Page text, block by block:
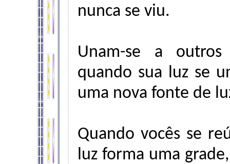
nunca se viu.
Unam-se a
quando sua luz se
uma nova fonte de
Quando vocês se
luz forma uma